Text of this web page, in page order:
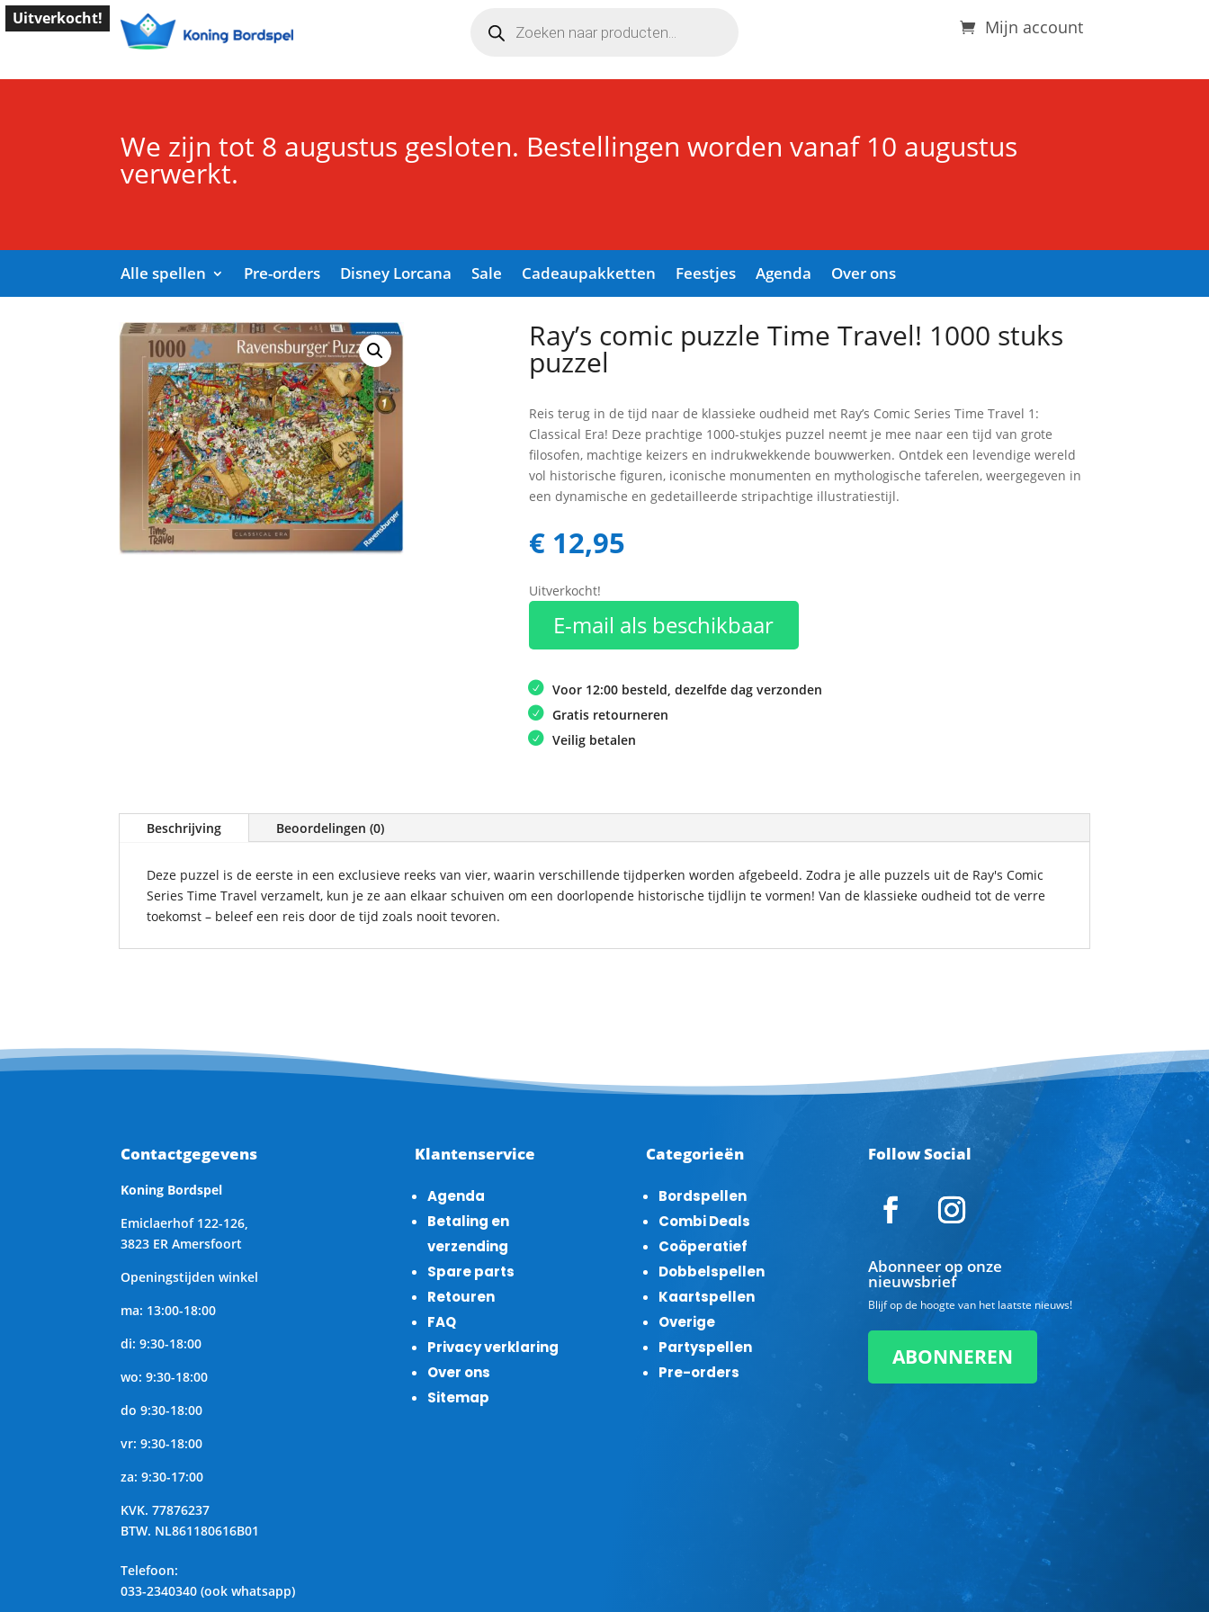
zoeken Mijn account
We zijn tot 8 augustus gesloten. Bestellingen worden vanaf 10 augustus
verwerkt.
Alle spellen Pre-orders Disney Lorcana Sale Cadeaupakketten Feestjes Agenda Over ons
Uitverkocht!
Start /Shop/Puzzel / Ray’s comic puzzle Time Travel! 1000 stuks puzzel
Ray’s comic puzzle Time Travel! 1000 stuks
puzzel
Reis terug in de tijd naar de klassieke oudheid met Ray’s Comic Series Time Travel 1:
Classical Era! Deze prachtige 1000-stukjes puzzel neemt je mee naar een tijd van grote
filosofen, machtige keizers en indrukwekkende bouwwerken. Ontdek een levendige wereld
vol historische figuren, iconische monumenten en mythologische taferelen, weergegeven in
een dynamische en gedetailleerde stripachtige illustratiestijl.
€12,95
Uitverkocht!
E-mail als beschikbaar
Voor 12:00 besteld, dezelfde dag verzonden
Gratis retourneren
Veilig betalen
Beschrijving Beoordelingen (0)
Deze puzzel is de eerste in een exclusieve reeks van vier, waarin verschillende tijdperken worden afgebeeld. Zodra je alle puzzels uit de Ray's Comic
Series Time Travel verzamelt, kun je ze aan elkaar schuiven om een doorlopende historische tijdlijn te vormen! Van de klassieke oudheid tot de verre
toekomst – beleef een reis door de tijd zoals nooit tevoren.
Contactgegevens
Koning Bordspel
Emiclaerhof 122-126,
3823 ER Amersfoort
Openingstijden winkel
ma: 13:00-18:00
di: 9:30-18:00
wo: 9:30-18:00
do 9:30-18:00
vr: 9:30-18:00
za: 9:30-17:00
KVK. 77876237
BTW. NL861180616B01
Telefoon:
033-2340340 (ook whatsapp)
Klantenservice
Agenda
Betaling en
verzending
Spare parts
Retouren
FAQ
Privacy verklaring
Over ons
Sitemap
Categorieën
Bordspellen
Combi Deals
Coöperatief
Dobbelspellen
Kaartspellen
Overige
Partyspellen
Pre-orders
Follow Social
Abonneer op onze
nieuwsbrief
Blijf op de hoogte van het laatste nieuws!
ABONNEREN